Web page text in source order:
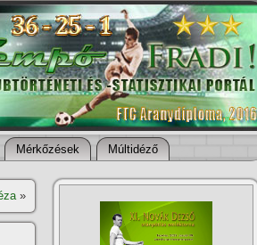
Mérkőzések Múltidéző
»